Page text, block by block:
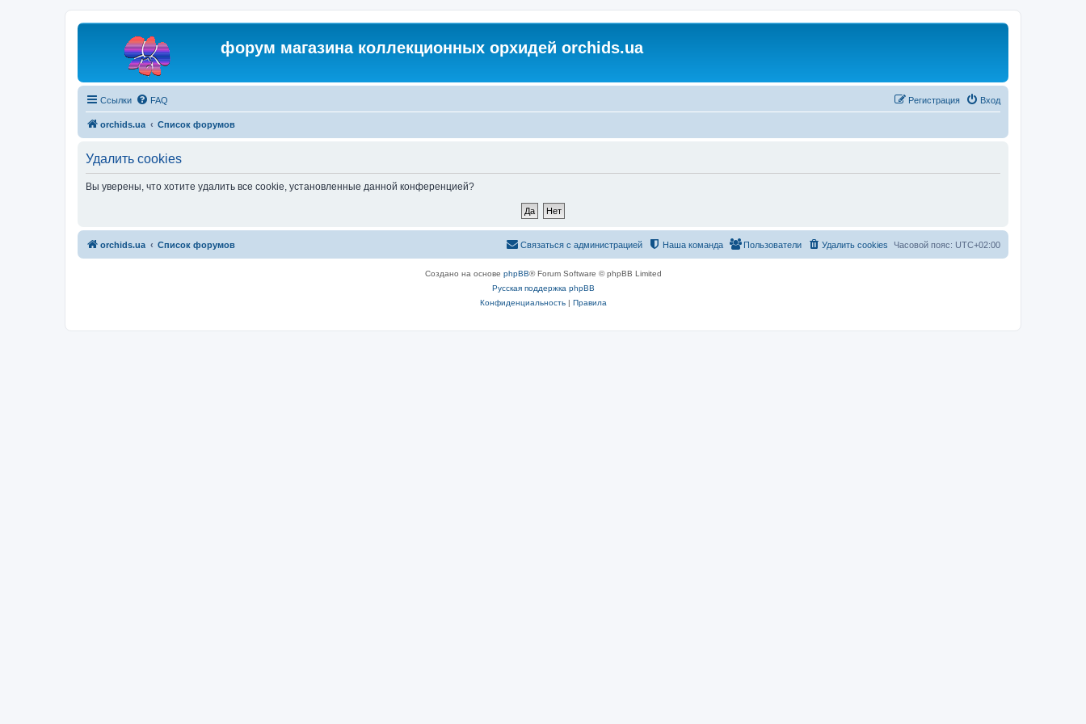
форум магазина коллекционных орхидей orchids.ua
Ссылки FAQ Вход
Регистрация
orchids.ua Список форумов
Удалить cookies
Вы уверены, что хотите удалить все cookie, установленные данной конференцией?
orchids.ua Список форумов Часовой пояс: UTC+02:00
Удалить cookies
Пользователи
Наша команда
Связаться с администрацией
Создано на основе phpBB® Forum Software © phpBB Limited
Русская поддержка phpBB
Конфиденциальность| Правила